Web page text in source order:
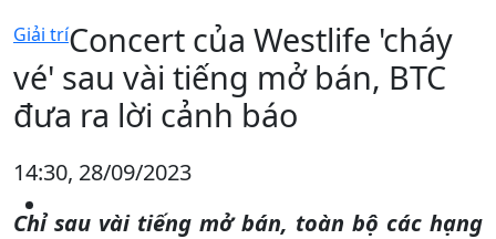
Giải tríConcert của Westlife 'cháy
vé' sau vài tiếng mở bán, BTC
đưa ra lời cảnh báo
14:30, 28/09/2023
Chỉ sau vài tiếng mở bán, toàn bộ các hạng